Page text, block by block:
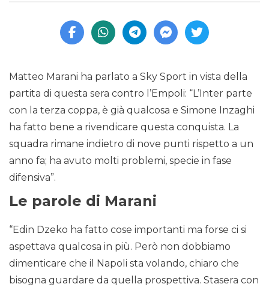
Matteo Marani ha parlato a Sky Sport in vista della
partita di questa sera contro l’Empoli: “L’Inter parte
con la terza coppa, è già qualcosa e Simone Inzaghi
ha fatto bene a rivendicare questa conquista. La
squadra rimane indietro di nove punti rispetto a un
anno fa; ha avuto molti problemi, specie in fase
difensiva”.
Le parole di Marani
“Edin Dzeko ha fatto cose importanti ma forse ci si
aspettava qualcosa in più. Però non dobbiamo
dimenticare che il Napoli sta volando, chiaro che
bisogna guardare da quella prospettiva. Stasera con